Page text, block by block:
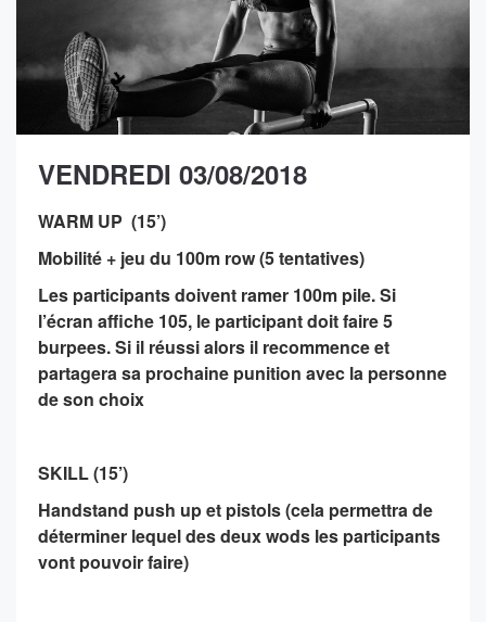
VENDREDI 03/08/2018
WARM UP (15’)
Mobilité + jeu du 100m row (5 tentatives)
Les participants doivent ramer 100m pile. Si
l’écran affiche 105, le participant doit faire 5
burpees. Si il réussi alors il recommence et
partagera sa prochaine punition avec la personne
de son choix
SKILL (15’)
Handstand push up et pistols (cela permettra de
déterminer lequel des deux wods les participants
vont pouvoir faire)